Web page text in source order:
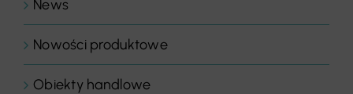
News
Nowości produktowe
Obiekty handlowe